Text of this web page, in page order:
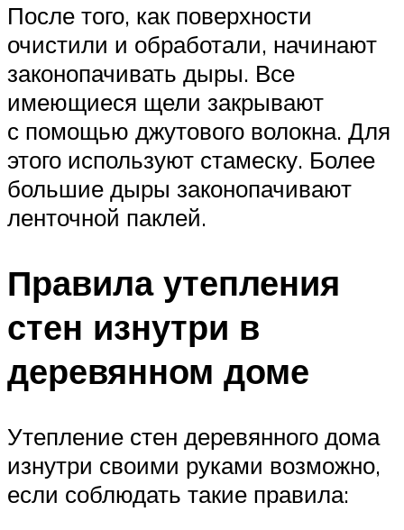
После того, как поверхности
очистили и обработали, начинают
законопачивать дыры. Все
имеющиеся щели закрывают
с помощью джутового волокна. Для
этого используют стамеску. Более
большие дыры законопачивают
ленточной паклей.
Правила утепления
стен изнутри в
деревянном доме
Утепление стен деревянного дома
изнутри своими руками возможно,
если соблюдать такие правила: